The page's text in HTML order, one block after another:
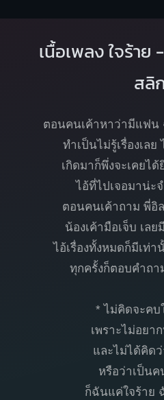
เนื้อเพลง ใจร้าย
สลิ
ตอนคนเค้าหาว่ามีแฟน
ทำเป็นไม่รู้เรื่องเล
เกิดมาก็พึ่งจะเคยไ
ไอ้ที่ไปเจอมาน่ะ
ตอนคนเค้าถาม พี่อิ
น้องเค้ามือเจ็บ เล
ไอ้เรื่องทั้งหมดก็มีเท่
ทุกครั้งก็ตอบคำถา
* ไม่คิดจะคบ
เพราะไม่อยา
และไม่ได้คิดว่
หรือว่าเป็นค
ก็ฉันแค่ใจร้าย